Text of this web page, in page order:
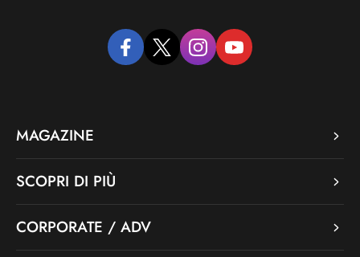
facebooktwitter instagramyoutube
MAGAZINE
SCOPRI DI PIÙ
CORPORATE / ADV